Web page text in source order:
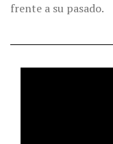
frente a su pasado.